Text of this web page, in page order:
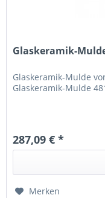
Glaskeramik-
Glaskeramik-Mulde
Glaskeramik-Mulde
287,09 € *
Merken